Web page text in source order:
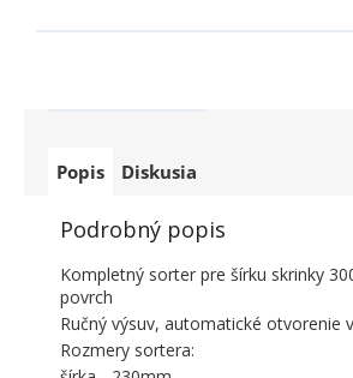
Popis Diskusia
Podrobný popis
Kompletný sorter pre šírku skrinky
povrch
Ručný výsuv, automatické otvorenie
Rozmery sortera: